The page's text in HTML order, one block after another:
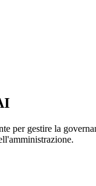
per gestire la